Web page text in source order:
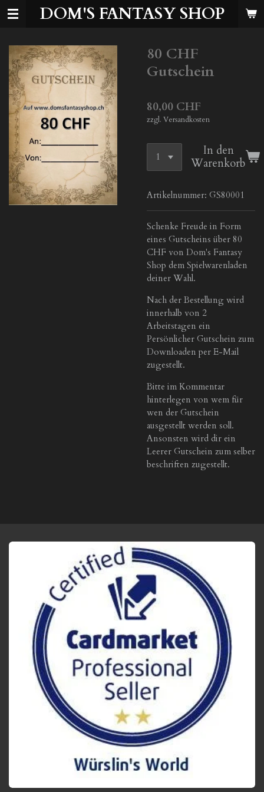
Zum
DOM'S FANTASY SHOP
80 CHF
Gutschein
80,00 CHF
zzgl. Versandkosten
In den
Warenkorb
Artikelnummer: GS80001
Schenke Freude in Form
eines Gutscheins über 80
CHF von Dom's Fantasy
Shop dem Spielwarenladen
deiner Wahl.
Nach der Bestellung wird
innerhalb von 2
Arbeitstagen ein
Persönlicher Gutschein zum
Downloaden per E-Mail
zugestellt.
Bitte im Kommentar
hinterlegen von wem für
wen der Gutschein
ausgestellt werden soll.
Ansonsten wird dir ein
Leerer Gutschein zum selber
beschriften zugestellt.